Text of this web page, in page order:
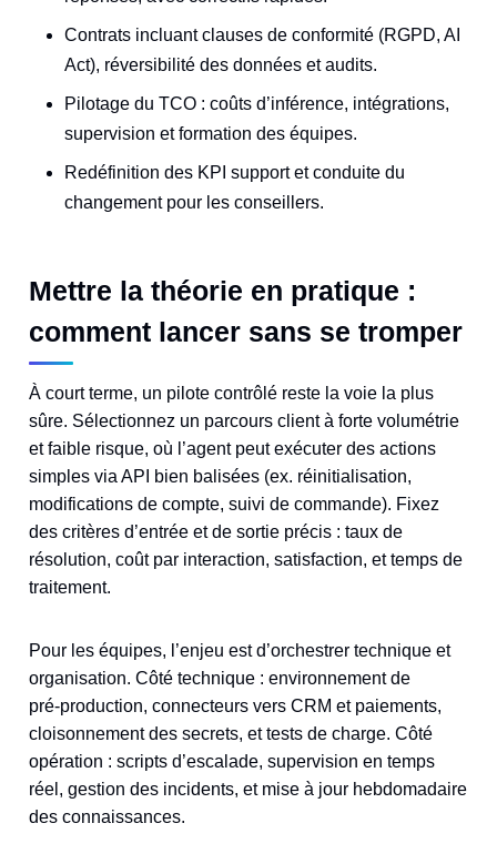
Contrats incluant clauses de conformité (RGPD, AI
Act), réversibilité des données et audits.
Pilotage du TCO : coûts d’inférence, intégrations,
supervision et formation des équipes.
Redéfinition des KPI support et conduite du
changement pour les conseillers.
Mettre la théorie en pratique :
comment lancer sans se tromper
À court terme, un pilote contrôlé reste la voie la plus
sûre. Sélectionnez un parcours client à forte volumétrie
et faible risque, où l’agent peut exécuter des actions
simples via API bien balisées (ex. réinitialisation,
modifications de compte, suivi de commande). Fixez
des critères d’entrée et de sortie précis : taux de
résolution, coût par interaction, satisfaction, et temps de
traitement.
Pour les équipes, l’enjeu est d’orchestrer technique et
organisation. Côté technique : environnement de
pré‑production, connecteurs vers CRM et paiements,
cloisonnement des secrets, et tests de charge. Côté
opération : scripts d’escalade, supervision en temps
réel, gestion des incidents, et mise à jour hebdomadaire
des connaissances.